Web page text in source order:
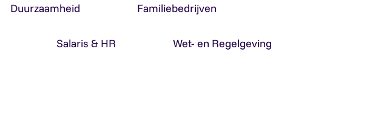
Duurzaamheid Familiebedrijven
Salaris & HR Wet- en Regelgeving